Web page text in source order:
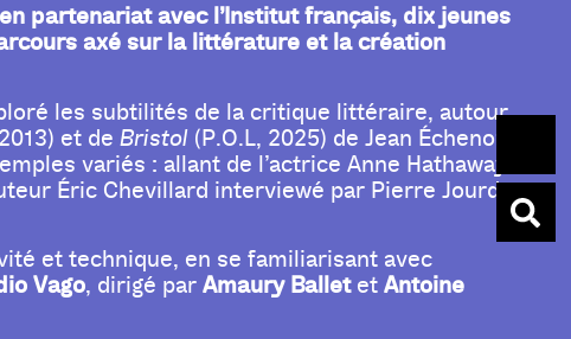
partenariat avec l’Institut français, dix jeunes
axé sur la littérature et la création
les subtilités de la critique littéraire, autour
et deBristol (P.O.L, 2025) de Jean Échenoz. Ils
variés : allant de l’actrice Anne Hathaway
Éric Chevillard interviewé par Pierre Jourde
et technique, en se familiarisant avec
Vago, dirigé parAmaury BalletetAntoine